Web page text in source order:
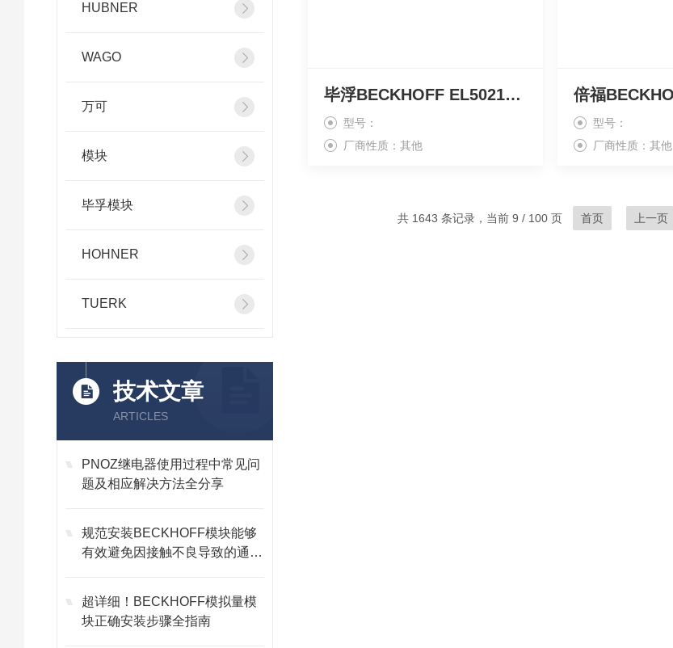
HUBNER
WAGO
万可
模块
毕孚模块
HOHNER
TUERK
技术文章
ARTICLES
PNOZ继电器使用过程中常见问
题及相应解决方法全分享
规范安装BECKHOFF模块能够
有效避免因接触不良导致的通讯
超详细！BECKHOFF模拟量模
块正确安装步骤全指南
毕浮BECKHOFF EL5021*模块
型号：
厂商性质：其他
型号：
厂商性质：其他
共 1643 条记录，当前 9 / 100 页 首页 上一页